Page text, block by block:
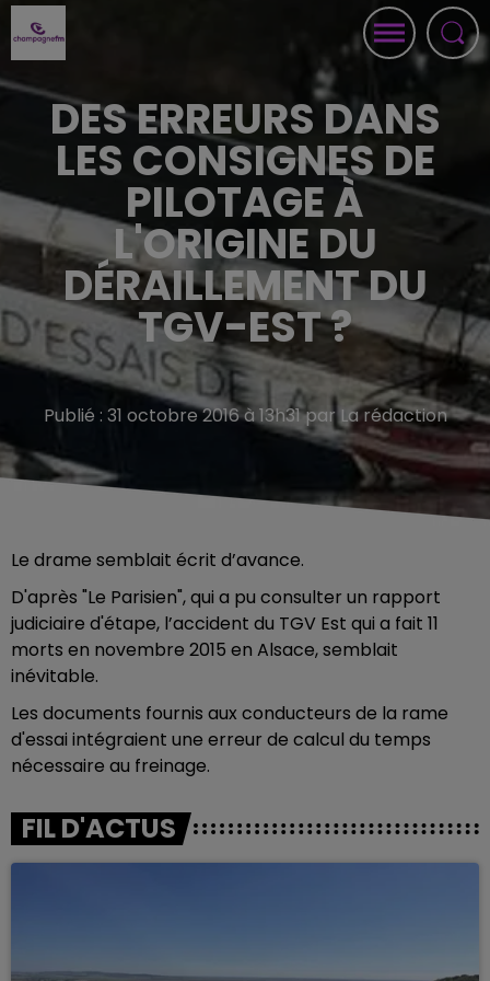
DES ERREURS DANS
LES CONSIGNES DE
PILOTAGE À
L'ORIGINE DU
DÉRAILLEMENT DU
TGV-EST ?
Publié : 31 octobre 2016 à 13h31 par La rédaction
Le drame semblait écrit d’avance.
D'après "Le Parisien", qui a pu consulter un rapport
judiciaire d'étape, l’accident du TGV Est qui a fait 11
morts en novembre 2015 en Alsace, semblait
inévitable.
Les documents fournis aux conducteurs de la rame
d'essai intégraient une erreur de calcul du temps
nécessaire au freinage.
FIL D'ACTUS